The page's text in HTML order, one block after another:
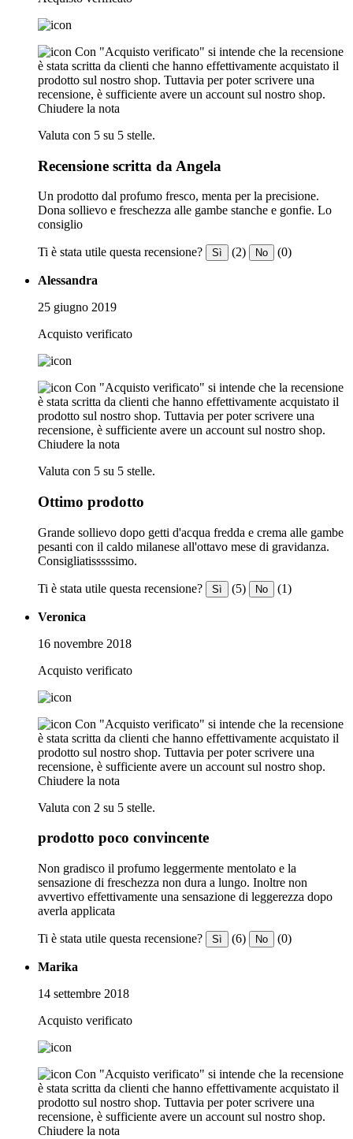
Con "Acquisto verificato" si intende che la recensione
è stata scritta da clienti che hanno effettivamente acquistato il
prodotto sul nostro shop. Tuttavia per poter scrivere una
recensione, è sufficiente avere un account sul nostro shop.
Chiudere la nota
Valuta con 5 su 5 stelle.
Recensione scritta da Angela
Un prodotto dal profumo fresco, menta per la precisione.
Dona sollievo e freschezza alle gambe stanche e gonfie. Lo
consiglio
Ti è stata utile questa recensione? Sì (2) No (0)
Alessandra
25 giugno 2019
Acquisto verificato
Con "Acquisto verificato" si intende che la recensione
è stata scritta da clienti che hanno effettivamente acquistato il
prodotto sul nostro shop. Tuttavia per poter scrivere una
recensione, è sufficiente avere un account sul nostro shop.
Chiudere la nota
Valuta con 5 su 5 stelle.
Ottimo prodotto
Grande sollievo dopo getti d'acqua fredda e crema alle gambe
pesanti con il caldo milanese all'ottavo mese di gravidanza.
Consigliatisssssimo.
Ti è stata utile questa recensione? Sì (5) No (1)
Veronica
16 novembre 2018
Acquisto verificato
Con "Acquisto verificato" si intende che la recensione
è stata scritta da clienti che hanno effettivamente acquistato il
prodotto sul nostro shop. Tuttavia per poter scrivere una
recensione, è sufficiente avere un account sul nostro shop.
Chiudere la nota
Valuta con 2 su 5 stelle.
prodotto poco convincente
Non gradisco il profumo leggermente mentolato e la
sensazione di freschezza non dura a lungo. Inoltre non
avvertivo effettivamente una sensazione di leggerezza dopo
averla applicata
Ti è stata utile questa recensione? Sì (6) No (0)
Marika
14 settembre 2018
Acquisto verificato
Con "Acquisto verificato" si intende che la recensione
è stata scritta da clienti che hanno effettivamente acquistato il
prodotto sul nostro shop. Tuttavia per poter scrivere una
recensione, è sufficiente avere un account sul nostro shop.
Chiudere la nota